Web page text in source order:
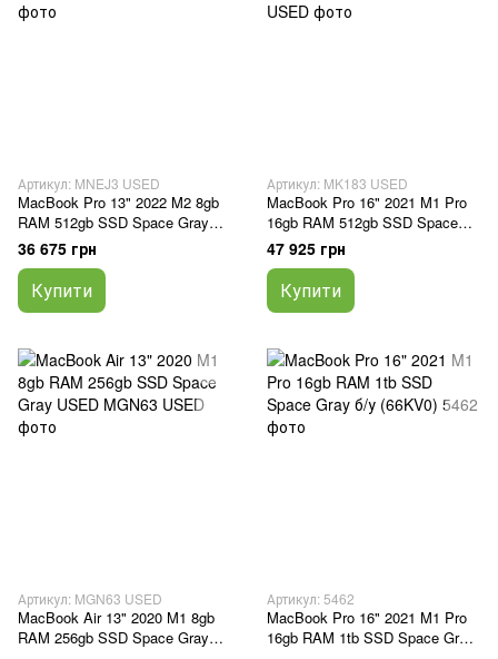
Артикул: MNEJ3 USED
MacBook Pro 13" 2022 M2 8gb
RAM 512gb SSD Space Gray
USED
36 675 грн
Купити
Артикул: MK183 USED
MacBook Pro 16" 2021 M1 Pro
16gb RAM 512gb SSD Space
Gray USED
47 925 грн
Купити
Артикул: MGN63 USED
MacBook Air 13" 2020 M1 8gb
RAM 256gb SSD Space Gray
Артикул: 5462
MacBook Pro 16" 2021 M1 Pro
16gb RAM 1tb SSD Space Gray